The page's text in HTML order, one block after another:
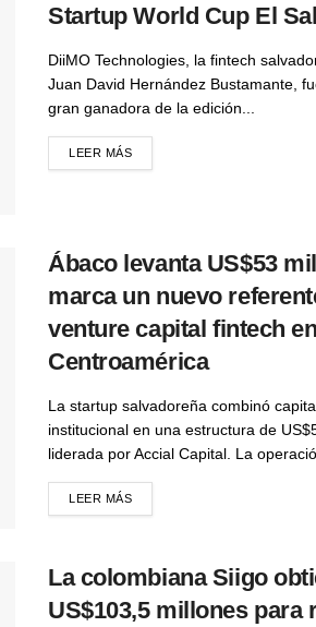
Startup World Cup El
DiiMO Technologies, la fintech
Juan David Hernández Bustamante,
gran ganadora de la edición...
LEER MÁS
Ábaco levanta US$53
marca un nuevo
venture capital fintech en
Centroamérica
La startup salvadoreña combinó
institucional en una estructura de
liderada por Accial Capital. La
LEER MÁS
La colombiana Siigo
US$103,5 millones para